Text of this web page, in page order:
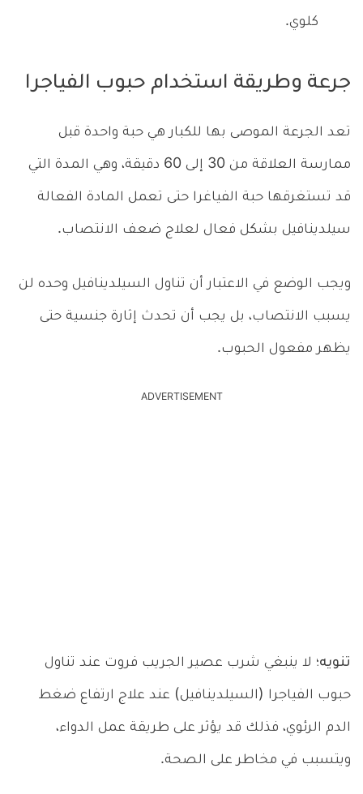
كلوي.
جرعة وطريقة استخدام حبوب الفياجرا
تعد الجرعة الموصى بها للكبار هي حبة واحدة قبل
ممارسة العلاقة من 30 إلى 60 دقيقة، وهي المدة التي
قد تستغرقها حبة الفياغرا حتى تعمل المادة الفعالة
سيلدينافيل بشكل فعال لعلاج ضعف الانتصاب.
ويجب الوضع في الاعتبار أن تناول السيلدينافيل وحده لن
يسبب الانتصاب، بل يجب أن تحدث إثارة جنسية حتى
يظهر مفعول الحبوب.
ADVERTISEMENT
تنويه؛ لا ينبغي شرب عصير الجريب فروت عند تناول
حبوب الفياجرا (السيلدينافيل) عند علاج ارتفاع ضغط
الدم الرئوي، فذلك قد يؤثر على طريقة عمل الدواء،
ويتسبب في مخاطر على الصحة.